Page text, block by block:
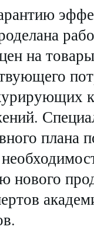
на
нового